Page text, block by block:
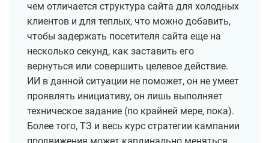
чем отличается структура сайта для холодных
клиентов и для теплых, что можно добавить,
чтобы задержать посетителя сайта еще на
несколько секунд, как заставить его
вернуться или совершить целевое действие.
ИИ в данной ситуации не поможет, он не умеет
проявлять инициативу, он лишь выполняет
техническое задание (по крайней мере, пока).
Более того, ТЗ и весь курс стратегии кампании